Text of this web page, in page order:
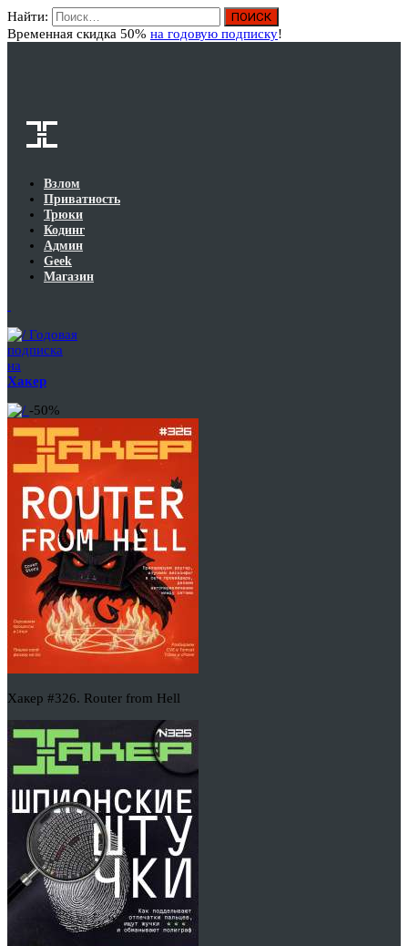
Найти:
Временная скидка 50% на годовую подписку!
Взлом
Приватность
Трюки
Кодинг
Админ
Geek
Магазин
Годовая
подписка
на
Хакер
-50%
Хакер #326. Router from Hell